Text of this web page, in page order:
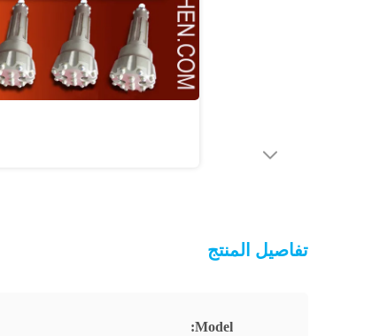
تفاصيل المنتج
Model: